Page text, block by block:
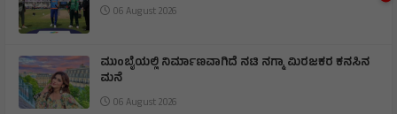
06 August 2026
ಮುಂಬೈಯಲ್ಲಿ ನಿರ್ಮಾಣವಾಗಿದೆ ನಟಿ ನಗ್ಮಾ ಮಿರಜಕರ ಕನಸಿನ
ಮನೆ
06 August 2026